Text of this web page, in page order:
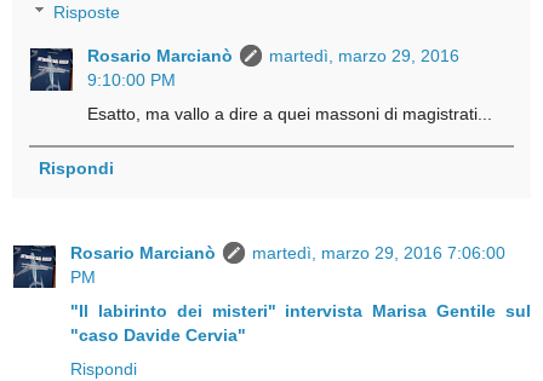
Risposte
Rosario Marcianò
martedì, marzo 29, 2016
9:10:00 PM
Esatto, ma vallo a dire a quei massoni di magistrati...
Rispondi
Rosario Marcianò
martedì, marzo 29, 2016 7:06:00
PM
"Il labirinto dei misteri" intervista Marisa Gentile sul
"caso Davide Cervia"
Rispondi